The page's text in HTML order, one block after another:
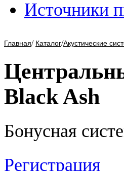
Источники
Главная/ Каталог/Акустические
Black Ash
Бонусная
Регистрация